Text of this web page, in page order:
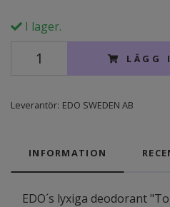
I lager.
LÄGG
Leverantör: EDO SWEDEN AB
INFORMATION
EDO´s lyxiga deodorant